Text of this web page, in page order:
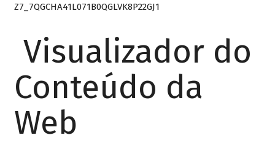
Z7_7QGCHA41L071B0QGLVK8P22GJ1
Visualizador do
Conteúdo da
Web